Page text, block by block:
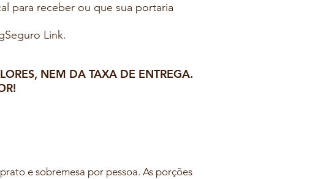
para receber ou que sua portaria
Link.
NEM DA TAXA DE ENTREGA.
e sobremesa por pessoa. As porções